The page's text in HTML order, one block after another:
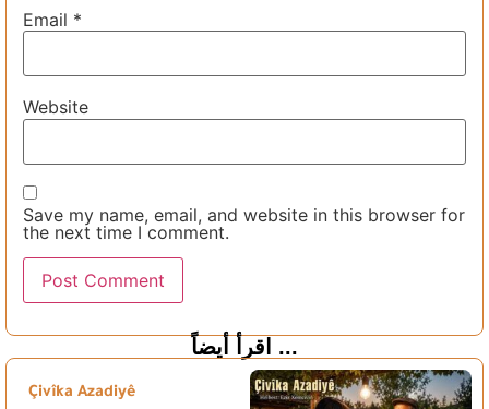
Email *
Website
Save my name, email, and website in this browser for
the next time I comment.
اقرأ أيضاً ...
Çivîka Azadiyê